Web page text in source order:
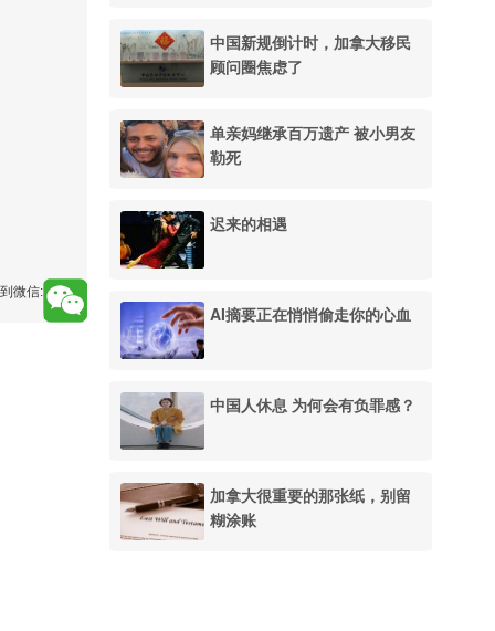
中国新规倒计时，加拿大移民
顾问圈焦虑了
单亲妈继承百万遗产 被小男友
勒死
迟来的相遇
AI摘要正在悄悄偷走你的心血
中国人休息 为何会有负罪感？
加拿大很重要的那张纸，别留
糊涂账
微信: